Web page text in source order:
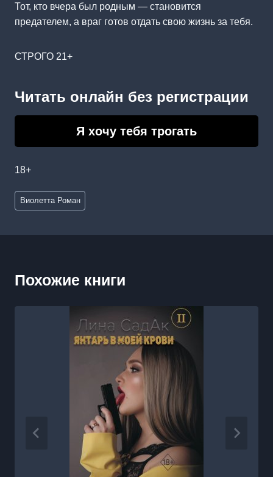
Тот, кто вчера был родным — становится
предателем, а враг готов отдать свою жизнь за тебя.
СТРОГО 21+
Читать онлайн без регистрации
Я хочу тебя трогать
18+
Метки
записи:
Виолетта Роман
Похожие книги